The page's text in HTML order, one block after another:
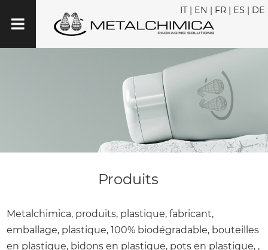
IT| EN | FR | ES | DE
Produits
Metalchimica, produits, plastique, fabricant,
emballage, plastique, 100% biodégradable, bouteilles
en plastique, bidons en plastique, pots en plastique, ,